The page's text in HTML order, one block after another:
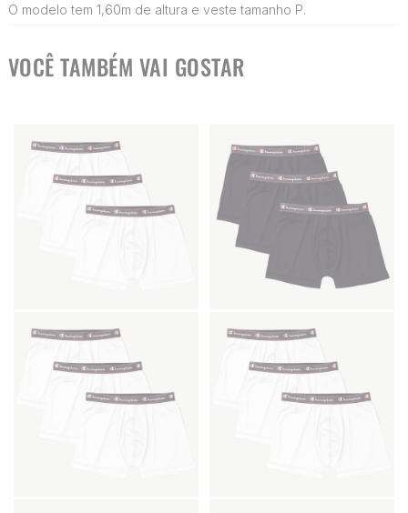
O modelo tem 1,60m de altura e veste tamanho P.
VOCÊ TAMBÉM VAI GOSTAR